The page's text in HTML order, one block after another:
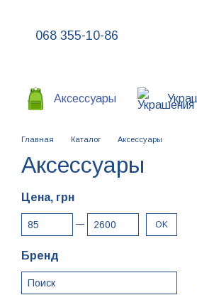
068 355-10-86
Аксессуары
Главная Каталог Аксессуары
Аксессуары
Цена, грн
От Цена, грн
До Цена, грн OK
Бренд